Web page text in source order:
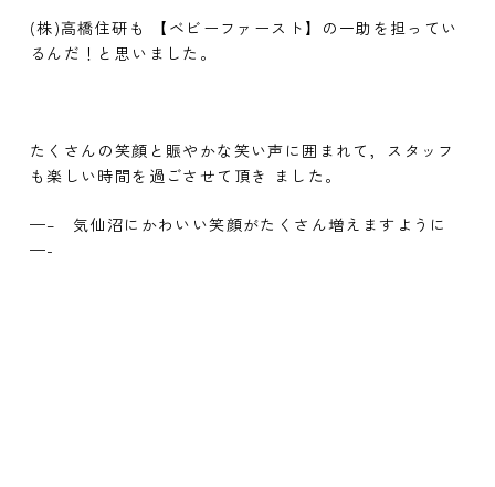
(株)高橋住研も 【ベビーファースト】の一助を担ってい
るんだ！と思いました。
たくさんの笑顔と賑やかな笑い声に囲まれて，スタッフ
も楽しい時間を過ごさせて頂き ました。
—– 気仙沼にかわいい笑顔がたくさん増えますように
—-